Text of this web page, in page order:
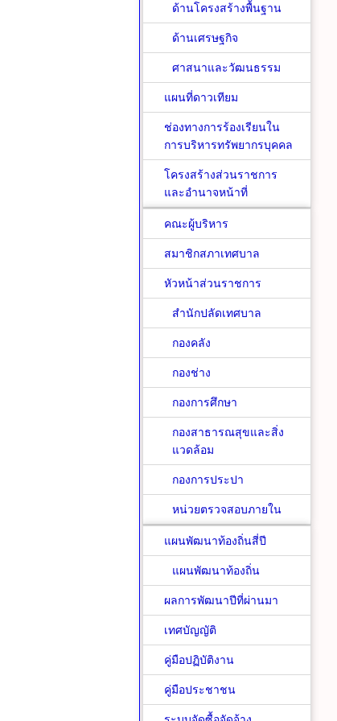
ด้านโครงสร้างพื้นฐาน
ด้านเศรษฐกิจ
ศาสนาและวัฒนธรรม
แผนที่ดาวเทียม
ช่องทางการร้องเรียนใน
การบริหารทรัพยากรบุคคล
โครงสร้างส่วนราชการ
และอำนาจหน้าที่
คณะผู้บริหาร
สมาชิกสภาเทศบาล
หัวหน้าส่วนราชการ
สำนักปลัดเทศบาล
กองคลัง
กองช่าง
กองการศึกษา
กองสาธารณสุขและสิ่ง
แวดล้อม
กองการประปา
หน่วยตรวจสอบภายใน
แผนพัฒนาท้องถิ่นสี่ปี
แผนพัฒนาท้องถิ่น
ผลการพัฒนาปีที่ผ่านมา
เทศบัญญัติ
คู่มือปฏิบัติงาน
คู่มือประชาชน